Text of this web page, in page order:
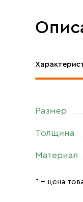
Размер
Толщина
Материал
* – цена